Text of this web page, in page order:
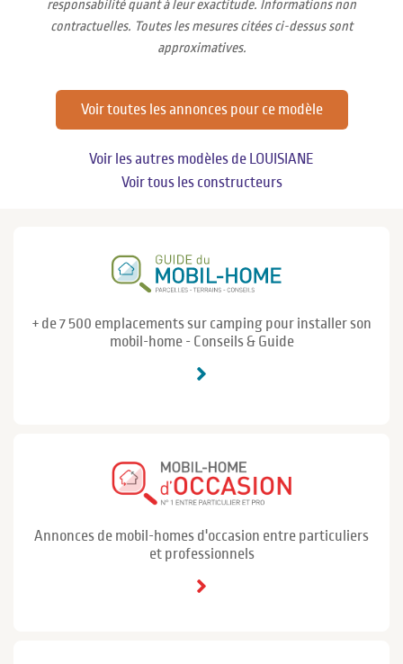
responsabilité quant à leur exactitude. Informations non
contractuelles. Toutes les mesures citées ci-dessus sont
approximatives.
Voir toutes les annonces pour ce modèle
Voir les autres modèles de LOUISIANE
Voir tous les constructeurs
+ de 7 500 emplacements sur camping pour installer son
mobil-home - Conseils & Guide
Annonces de mobil-homes d'occasion entre particuliers
et professionnels